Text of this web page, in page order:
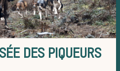
être
DES PIQUEURS